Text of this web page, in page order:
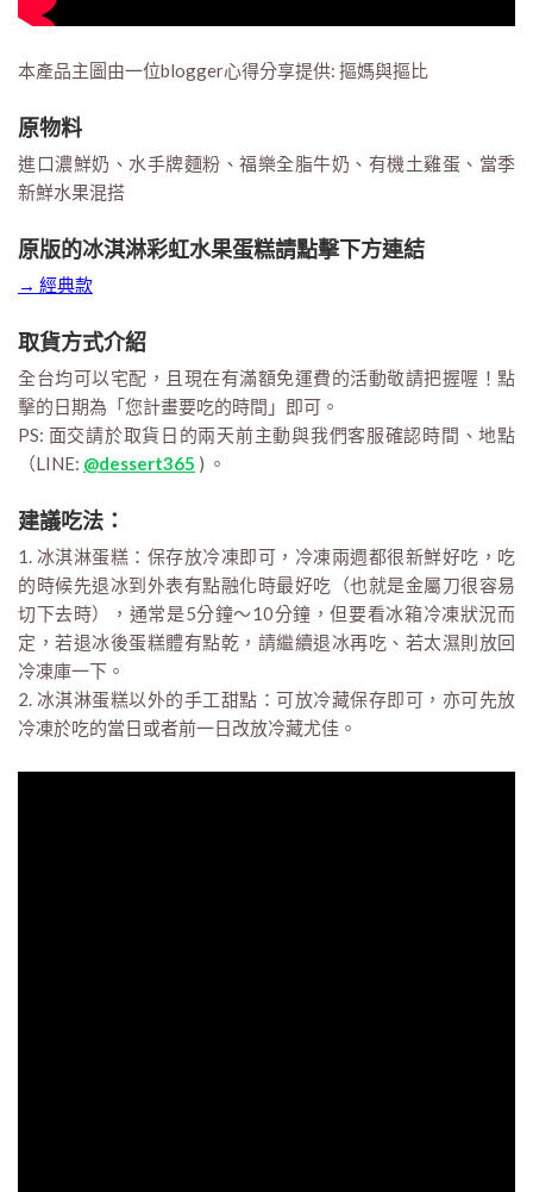
本產品主圖由一位blogger心得分享提供: 摳媽與摳比
原物料
進口濃鮮奶、水手牌麵粉、福樂全脂牛奶、有機土雞蛋、當季
新鮮水果混搭
原版的冰淇淋彩虹水果蛋糕請點擊下方連結
→ 經典款
取貨方式介紹
全台均可以宅配，且現在有滿額免運費的活動敬請把握喔！點
擊的日期為「您計畫要吃的時間」即可。
PS: 面交請於取貨日的兩天前主動與我們客服確認時間、地點
（LINE: @dessert365 ) 。
建議吃法：
1. 冰淇淋蛋糕：保存放冷凍即可，冷凍兩週都很新鮮好吃，吃
的時候先退冰到外表有點融化時最好吃（也就是金屬刀很容易
切下去時），通常是5分鐘～10分鐘，但要看冰箱冷凍狀況而
定，若退冰後蛋糕體有點乾，請繼續退冰再吃、若太濕則放回
冷凍庫一下。
2. 冰淇淋蛋糕以外的手工甜點：可放冷藏保存即可，亦可先放
冷凍於吃的當日或者前一日改放冷藏尤佳。